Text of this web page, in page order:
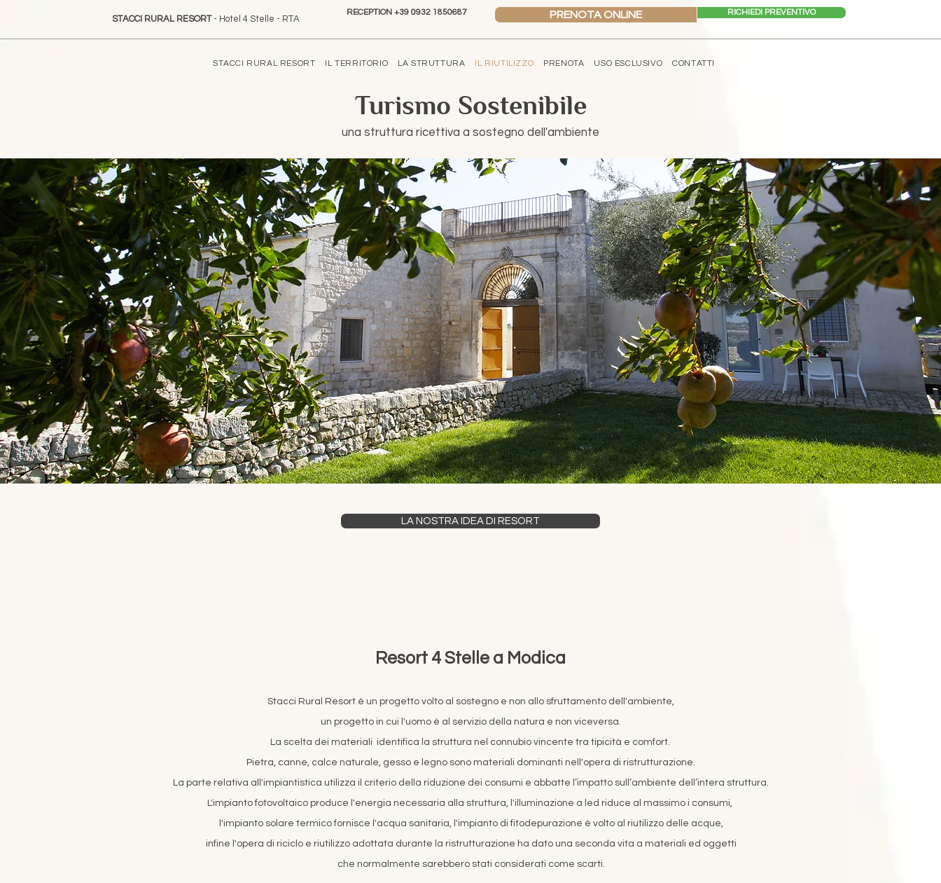
STACCI RURAL RESORT- Hotel 4 Stelle - RTA
RECEPTION +39 0932 1850687 PRENOTA ONLINE RICHIEDI PREVENTIVO
STACCI RURAL RESORT IL TERRITORIO LA STRUTTURA IL RIUTILIZZO PRENOTA USO ESCLUSIVO CONTATTI
Turismo Sostenibile
una struttura ricettiva a sostegno dell'ambiente
LA NOSTRA IDEA DI RESORT
Resort 4 Stelle a Modica
Stacci Rural Resort è un progetto volto al sostegno e non allo sfruttamento dell'ambiente,
un progetto in cui l'uomo è al servizio della natura e non viceversa.
La scelta dei materiali identifica la struttura nel connubio vincente tra tipicità e comfort.
Pietra, canne, calce naturale, gesso e legno sono materiali dominanti nell'opera di ristrutturazione.
La parte relativa all'impiantistica utilizza il criterio della riduzione dei consumi e abbatte l’impatto sull’ambiente dell’intera struttura.
L'impianto fotovoltaico produce l'energia necessaria alla struttura, l'illuminazione a led riduce al massimo i consumi,
l'impianto solare termico fornisce l'acqua sanitaria, l'impianto di fitodepurazione è volto al riutilizzo delle acque,
infine l'opera di riciclo e riutilizzo adottata durante la ristrutturazione ha dato una seconda vita a materiali ed oggetti
che normalmente sarebbero stati considerati come scarti.